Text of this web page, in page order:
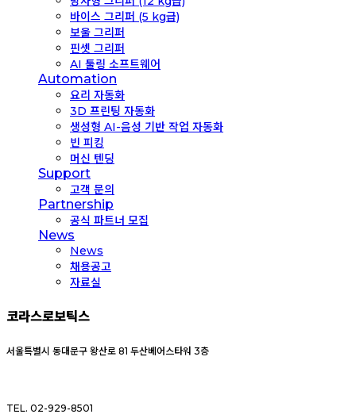
바이스 그리퍼 (5 kg급)
보울 그리퍼
핀셋 그리퍼
AI 툴링 소프트웨어
Automation
요리 자동화
3D 프린팅 자동화
생성형 AI-음성 기반 작업 자동화
빈 피킹
머신 텐딩
Support
고객 문의
Partnership
공식 파트너 모집
News
News
채용공고
자료실
코라스로보틱스
서울특별시 동대문구 왕산로 81 두산베어스타워 3층
TEL. 02-929-8501